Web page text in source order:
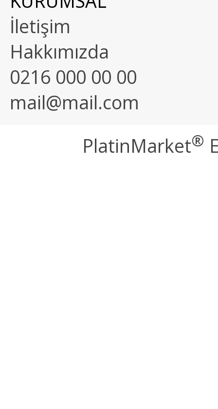
İletişim
Hakkımızda
0216 000 00 00
mail@mail.com
PlatinMarket®